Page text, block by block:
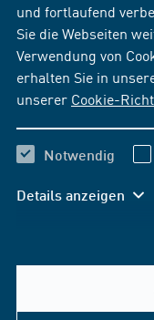
und fortlaufend
Sie die Webseiten
Verwendung von
erhalten Sie in
unserer Cookie-
Notwendig
Details anzeigen